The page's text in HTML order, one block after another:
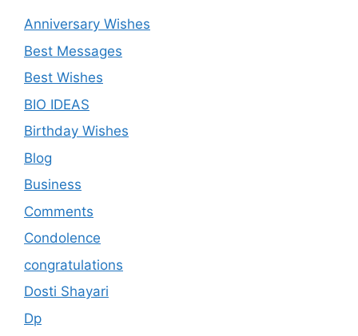
Anniversary Wishes
Best Messages
Best Wishes
BIO IDEAS
Birthday Wishes
Blog
Business
Comments
Condolence
congratulations
Dosti Shayari
Dp